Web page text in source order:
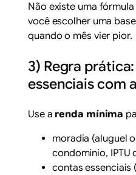
Não existe uma
você escolher uma
quando o mês vier pior.
3) Regra
essenciais com
Use a renda mínima
moradia (aluguel
condomínio, IPTU
contas essenciais